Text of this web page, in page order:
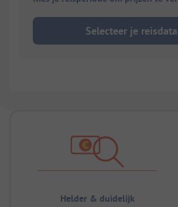
Selecteer je reisdata
Helder & duidelijk